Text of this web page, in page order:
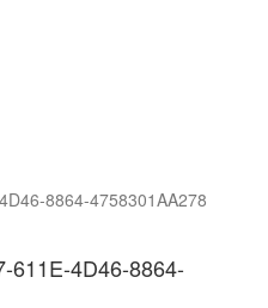
8864-4758301AA278
611E-4D46-8864-